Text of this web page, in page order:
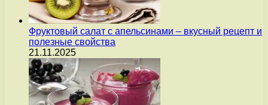
Фруктовый салат с апельсинами – вкусный рецепт и
полезные свойства
21.11.2025